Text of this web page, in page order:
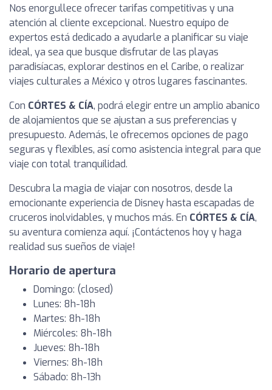
Nos enorgullece ofrecer tarifas competitivas y una
atención al cliente excepcional. Nuestro equipo de
expertos está dedicado a ayudarle a planificar su viaje
ideal, ya sea que busque disfrutar de las playas
paradisíacas, explorar destinos en el Caribe, o realizar
viajes culturales a México y otros lugares fascinantes.
Con CÓRTES & CÍA, podrá elegir entre un amplio abanico
de alojamientos que se ajustan a sus preferencias y
presupuesto. Además, le ofrecemos opciones de pago
seguras y flexibles, así como asistencia integral para que
viaje con total tranquilidad.
Descubra la magia de viajar con nosotros, desde la
emocionante experiencia de Disney hasta escapadas de
cruceros inolvidables, y muchos más. En CÓRTES & CÍA,
su aventura comienza aquí. ¡Contáctenos hoy y haga
realidad sus sueños de viaje!
Horario de apertura
Domingo: (closed)
Lunes: 8h-18h
Martes: 8h-18h
Miércoles: 8h-18h
Jueves: 8h-18h
Viernes: 8h-18h
Sábado: 8h-13h